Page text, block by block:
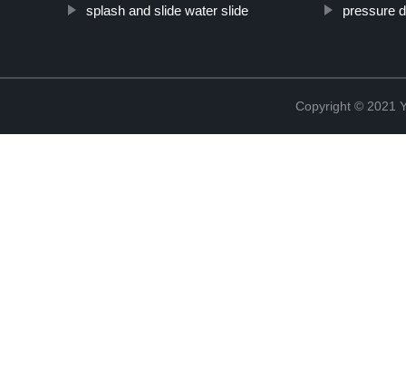
splash and slide water slide pressure
Copyright © 2021